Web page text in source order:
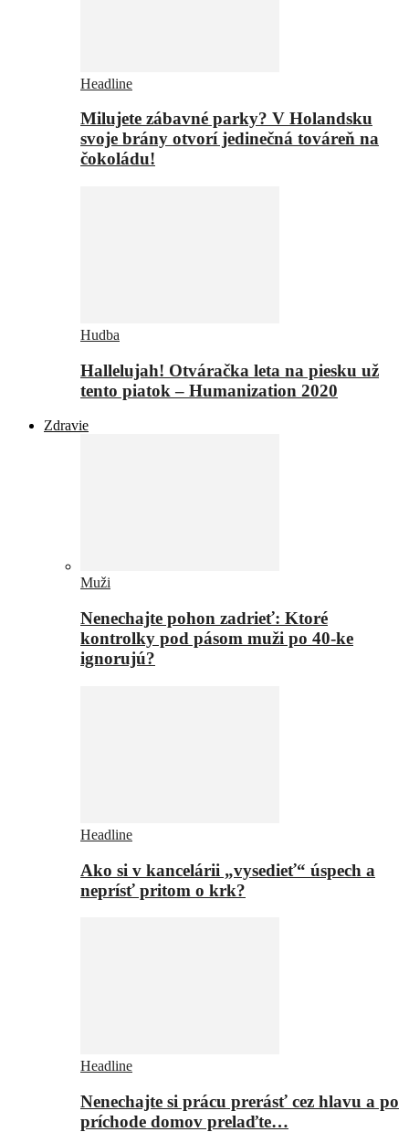
Headline
Milujete zábavné parky? V Holandsku
svoje brány otvorí jedinečná továreň na
čokoládu!
Hudba
Hallelujah! Otváračka leta na piesku už
tento piatok – Humanization 2020
Zdravie
Muži
Nenechajte pohon zadrieť: Ktoré
kontrolky pod pásom muži po 40-ke
ignorujú?
Headline
Ako si v kancelárii „vysedieť“ úspech a
neprísť pritom o krk?
Headline
Nenechajte si prácu prerásť cez hlavu a po
príchode domov prelaďte…